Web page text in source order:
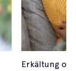
Erkältung